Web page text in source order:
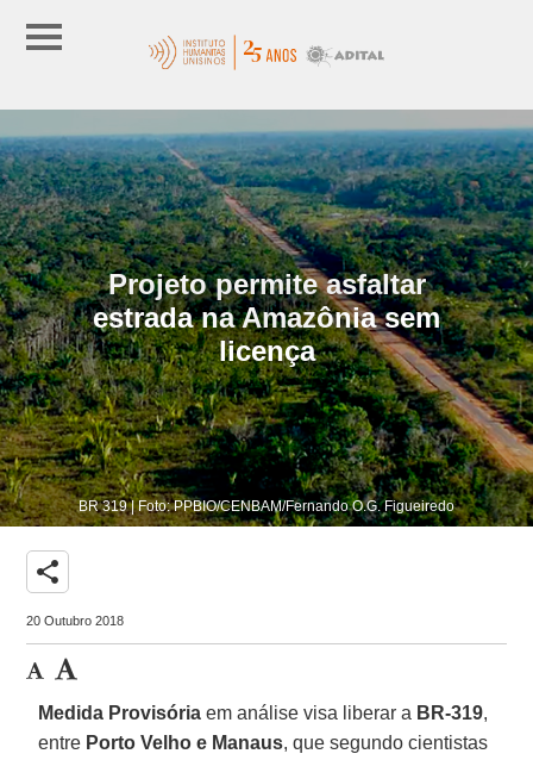
Projeto permite asfaltar
estrada na Amazônia sem
licença
BR 319 | Foto: PPBIO/CENBAM/Fernando O.G. Figueiredo
share
20 Outubro 2018
Medida Provisória em análise visa liberar a BR-319,
entre Porto Velho e Manaus, que segundo cientistas